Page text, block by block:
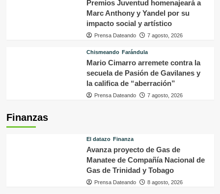
Premios Juventud homenajeará a
Marc Anthony y Yandel por su
impacto social y artístico
Prensa Dateando 7 agosto, 2026
Chismeando Farándula
Mario Cimarro arremete contra la
secuela de Pasión de Gavilanes y
la califica de “aberración”
Prensa Dateando 7 agosto, 2026
Finanzas
El datazo Finanza
Avanza proyecto de Gas de
Manatee de Compañía Nacional de
Gas de Trinidad y Tobago
Prensa Dateando 8 agosto, 2026